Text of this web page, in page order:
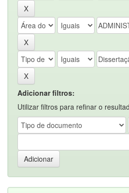
Adicionar filtros:
Utilizar filtros para refinar o